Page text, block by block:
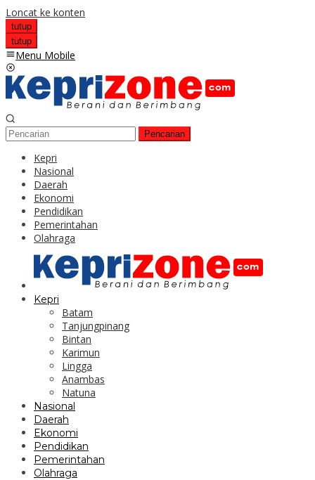
Loncat ke konten
tutup
tutup
Menu Mobile
Pencarian
Kepri
Nasional
Daerah
Ekonomi
Pendidikan
Pemerintahan
Olahraga
Kepri
Batam
Tanjungpinang
Bintan
Karimun
Lingga
Anambas
Natuna
Nasional
Daerah
Ekonomi
Pendidikan
Pemerintahan
Olahraga